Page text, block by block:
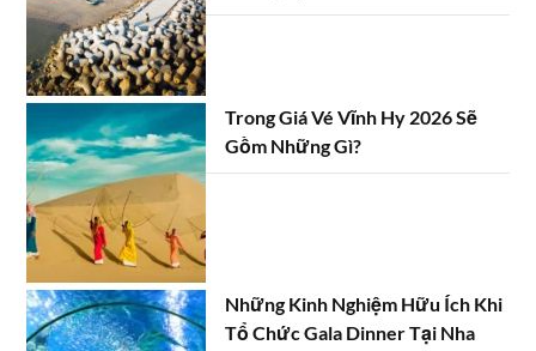
Trong Giá Vé Vĩnh Hy 2026 Sẽ
Gồm Những Gì?
Những Kinh Nghiệm Hữu Ích Khi
Tổ Chức Gala Dinner Tại Nha